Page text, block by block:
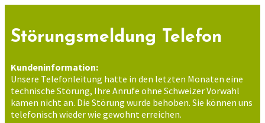
springen
Störungsmeldung Telefon
Kundeninformation:
Unsere Telefonleitung hatte in den letzten Monaten eine
technische Störung, Ihre Anrufe ohne Schweizer Vorwahl
kamen nicht an. Die Störung wurde behoben. Sie können uns
telefonisch wieder wie gewohnt erreichen.